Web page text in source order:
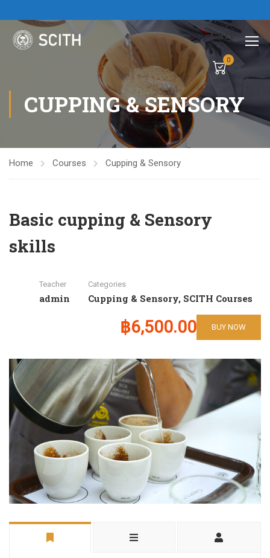
Cart
0
CUPPING & SENSORY
Home Courses Cupping & Sensory
Basic cupping & Sensory
skills
Teacher
admin
Categories
Cupping & Sensory, SCITH Courses
฿6,500.00 BUY NOW